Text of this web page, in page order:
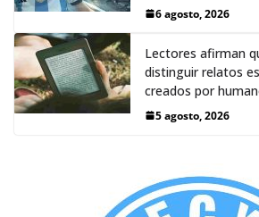
6 agosto, 2026
Lectores afirman
distinguir relatos
creados por
5 agosto, 2026